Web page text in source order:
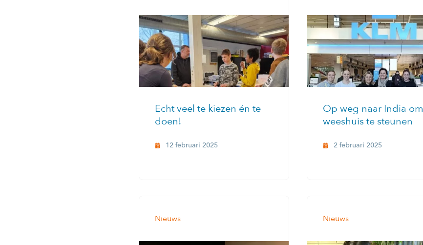
Echt veel te kiezen én te
doen!
12 februari 2025
Op weg naar India om
weeshuis te steunen
2 februari 2025
Nieuws Nieuws